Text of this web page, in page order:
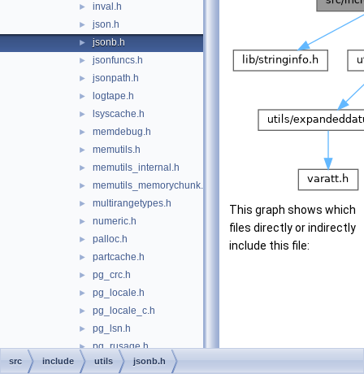
► inval.h
► json.h
► jsonb.h
► jsonfuncs.h
► jsonpath.h
► logtape.h
► lsyscache.h
► memdebug.h
► memutils.h
► memutils_internal.h
► memutils_memorychunk.h
► multirangetypes.h
► numeric.h
► palloc.h
► partcache.h
► pg_crc.h
► pg_locale.h
► pg_locale_c.h
► pg_lsn.h
► pg_rusage.h
► pgstat_internal.h
This graph shows which
files directly or indirectly
include this file:
src include utils jsonb.h